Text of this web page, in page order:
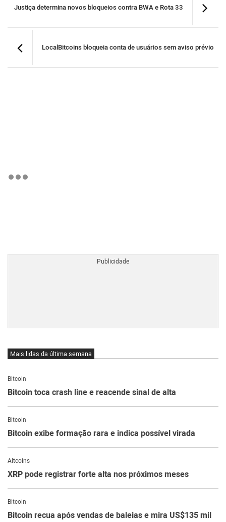
Justiça determina novos bloqueios contra BWA e Rota 33
LocalBitcoins bloqueia conta de usuários sem aviso prévio
Mais lidas da última semana
Bitcoin
Bitcoin toca crash line e reacende sinal de alta
Bitcoin
Bitcoin exibe formação rara e indica possível virada
Altcoins
XRP pode registrar forte alta nos próximos meses
Bitcoin
Bitcoin recua após vendas de baleias e mira US$135 mil